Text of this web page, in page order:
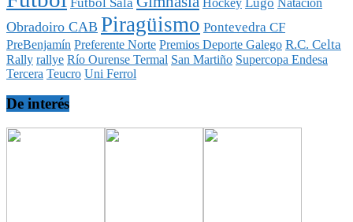
Obradoiro CAB Piragüismo Pontevedra CF
PreBenjamín Preferente Norte Premios Deporte Galego R.C. Celta
Rally rallye Río Ourense Termal San Martiño Supercopa Endesa
Tercera Teucro Uni Ferrol
De interés